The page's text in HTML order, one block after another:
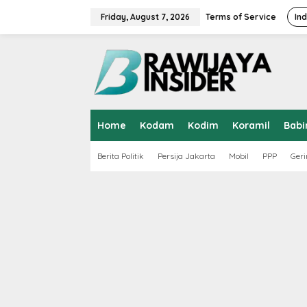
Friday, August 7, 2026 Terms of Service
Home Kodam Kodim Koramil
Berita Politik Persija Jakarta Mobil PPP